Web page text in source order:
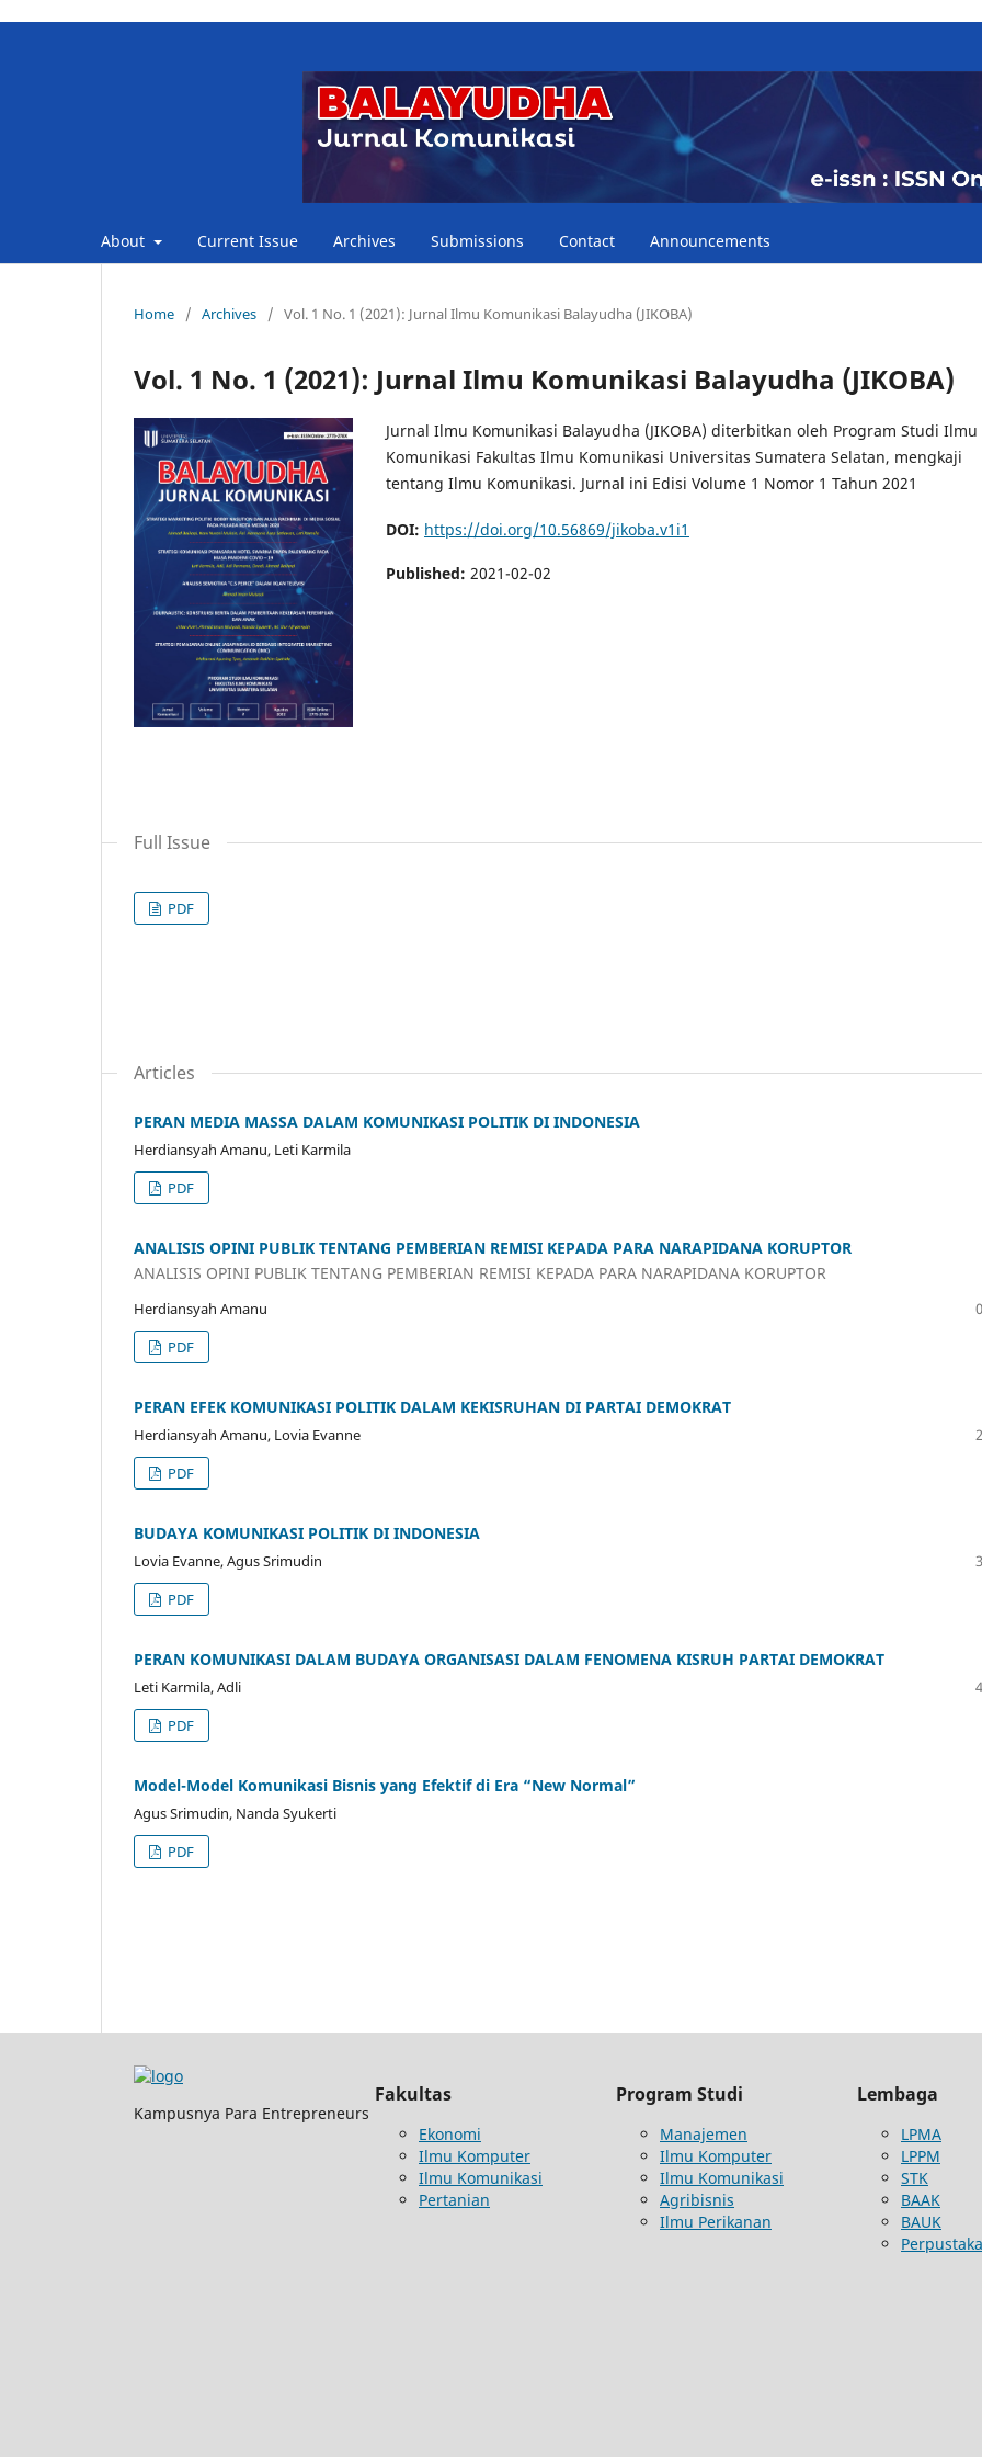
About Current Issue Archives Submissions Contact Announcements
Home / Archives / Vol. 1 No. 1 (2021): Jurnal Ilmu Komunikasi Balayudha (JIKOBA)
Vol. 1 No. 1 (2021): Jurnal Ilmu Komunikasi Balayudha (JIKOBA)
Jurnal Ilmu Komunikasi Balayudha (JIKOBA) diterbitkan oleh Program Studi Ilmu
Komunikasi Fakultas Ilmu Komunikasi Universitas Sumatera Selatan, mengkaji
tentang Ilmu Komunikasi. Jurnal ini Edisi Volume 1 Nomor 1 Tahun 2021
DOI: https://doi.org/10.56869/jikoba.v1i1
Published: 2021-02-02
Full Issue
PDF
Articles
PERAN MEDIA MASSA DALAM KOMUNIKASI POLITIK DI INDONESIA
Herdiansyah Amanu, Leti Karmila
PDF
ANALISIS OPINI PUBLIK TENTANG PEMBERIAN REMISI KEPADA PARA NARAPIDANA KORUPTOR
ANALISIS OPINI PUBLIK TENTANG PEMBERIAN REMISI KEPADA PARA NARAPIDANA KORUPTOR
Herdiansyah Amanu
PDF
PERAN EFEK KOMUNIKASI POLITIK DALAM KEKISRUHAN DI PARTAI DEMOKRAT
Herdiansyah Amanu, Lovia Evanne
PDF
BUDAYA KOMUNIKASI POLITIK DI INDONESIA
Lovia Evanne, Agus Srimudin
PDF
PERAN KOMUNIKASI DALAM BUDAYA ORGANISASI DALAM FENOMENA KISRUH PARTAI DEMOKRAT
Leti Karmila, Adli
PDF
Model-Model Komunikasi Bisnis yang Efektif di Era “New Normal”
Agus Srimudin, Nanda Syukerti
PDF
Kampusnya Para Entrepreneurs
Fakultas
Ekonomi
Ilmu Komputer
Ilmu Komunikasi
Pertanian
Program Studi
Manajemen
Ilmu Komputer
Ilmu Komunikasi
Agribisnis
Ilmu Perikanan
Lembaga
LPMA
LPPM
STK
BAAK
BAUK